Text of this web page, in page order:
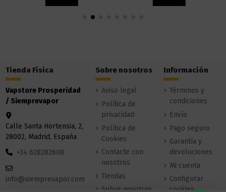
Tienda Física
Vapstore Prosperidad
/ Siemprevapor
Calle Santa Hortensia, 2,
28002, Madrid, España
+34 628282608
info@siemprevapor.com
Sobre nosotros
Aviso legal
Política de
privacidad
Política de
Cookies
Contacte con
nosotros
Tiendas
Sobre nosotros
Información
Términos y
condiciones
Envío
Pago seguro
Garantía y
devoluciones
Mi cuenta
Configurar
cookies